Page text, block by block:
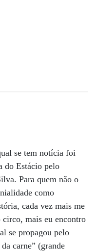
se tem notícia foi
do Estácio pelo
Para quem não o
como
cada vez mais me
circo, mais eu encontro
se propagou pelo
carne” (grande